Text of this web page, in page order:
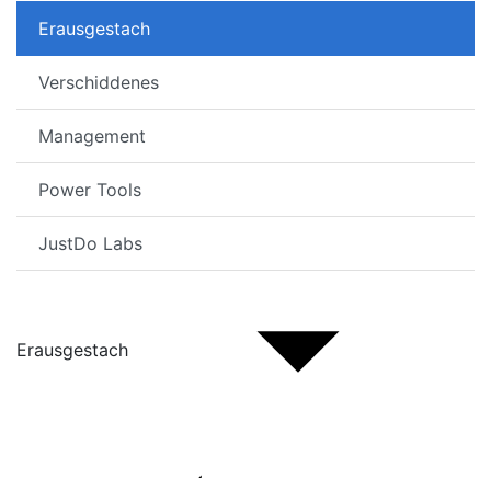
Erausgestach
Verschiddenes
Management
Power Tools
JustDo Labs
Erausgestach